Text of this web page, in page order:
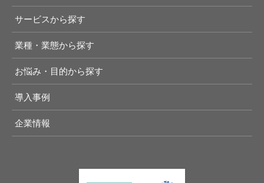
サービスから探す
業種・業態から探す
お悩み・目的から探す
導入事例
企業情報